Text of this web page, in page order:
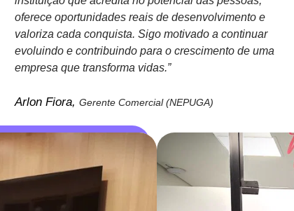
oferece oportunidades reais de desenvolvimento e
valoriza cada conquista. Sigo motivado a continuar
evoluindo e contribuindo para o crescimento de uma
empresa que transforma vidas.”
Arlon Fiora, Gerente Comercial (NEPUGA)